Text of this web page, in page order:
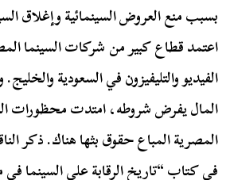
بسبب منع العروض السينمائية وإغلاق
اعتمد قطاع كبير من شركات السينما
الفيديو والتليفيزون في السعودية
المال يفرض شروطه، امتدت محظورات
المصرية المباع حقوق بثها هناك. ذكر
في كتاب “تاريخ الرقابة على السينما